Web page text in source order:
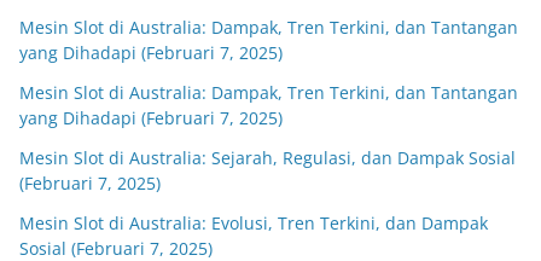
Mesin Slot di Australia: Dampak, Tren Terkini, dan Tantangan
yang Dihadapi (Februari 7, 2025)
Mesin Slot di Australia: Dampak, Tren Terkini, dan Tantangan
yang Dihadapi (Februari 7, 2025)
Mesin Slot di Australia: Sejarah, Regulasi, dan Dampak Sosial
(Februari 7, 2025)
Mesin Slot di Australia: Evolusi, Tren Terkini, dan Dampak
Sosial (Februari 7, 2025)